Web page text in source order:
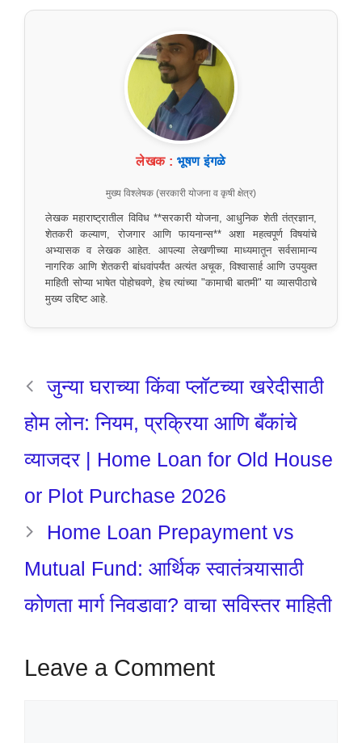
लेखक : भूषण इंगळे
मुख्य विश्लेषक (सरकारी योजना व कृषी क्षेत्र)
लेखक महाराष्ट्रातील विविध **सरकारी योजना, आधुनिक शेती तंत्रज्ञान,
शेतकरी कल्याण, रोजगार आणि फायनान्स** अशा महत्वपूर्ण विषयांचे
अभ्यासक व लेखक आहेत. आपल्या लेखणीच्या माध्यमातून सर्वसामान्य
नागरिक आणि शेतकरी बांधवांपर्यंत अत्यंत अचूक, विश्वासार्ह आणि उपयुक्त
माहिती सोप्या भाषेत पोहोचवणे, हेच त्यांच्या "कामाची बातमी" या व्यासपीठाचे
मुख्य उद्दिष्ट आहे.
जुन्या घराच्या किंवा प्लॉटच्या खरेदीसाठी
होम लोन: नियम, प्रक्रिया आणि बँकांचे
व्याजदर | Home Loan for Old House
or Plot Purchase 2026
Home Loan Prepayment vs
Mutual Fund: आर्थिक स्वातंत्र्यासाठी
कोणता मार्ग निवडावा? वाचा सविस्तर माहिती
Leave a Comment